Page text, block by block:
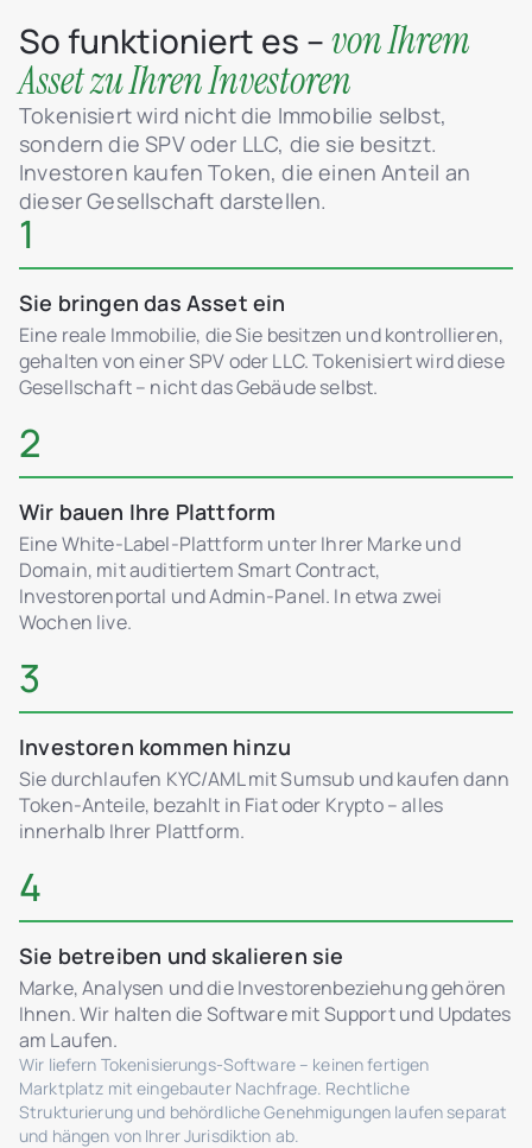
So funktioniert es –von Ihrem
Asset zu Ihren Investoren
Tokenisiert wird nicht die Immobilie selbst,
sondern die SPV oder LLC, die sie besitzt.
Investoren kaufen Token, die einen Anteil an
dieser Gesellschaft darstellen.
1
Sie bringen das Asset ein
Eine reale Immobilie, die Sie besitzen und kontrollieren,
gehalten von einer SPV oder LLC. Tokenisiert wird diese
Gesellschaft – nicht das Gebäude selbst.
2
Wir bauen Ihre Plattform
Eine White-Label-Plattform unter Ihrer Marke und
Domain, mit auditiertem Smart Contract,
Investorenportal und Admin-Panel. In etwa zwei
Wochen live.
3
Investoren kommen hinzu
Sie durchlaufen KYC/AML mit Sumsub und kaufen dann
Token-Anteile, bezahlt in Fiat oder Krypto – alles
innerhalb Ihrer Plattform.
4
Sie betreiben und skalieren sie
Marke, Analysen und die Investorenbeziehung gehören
Ihnen. Wir halten die Software mit Support und Updates
am Laufen.
Wir liefern Tokenisierungs-Software – keinen fertigen
Marktplatz mit eingebauter Nachfrage. Rechtliche
Strukturierung und behördliche Genehmigungen laufen separat
und hängen von Ihrer Jurisdiktion ab.